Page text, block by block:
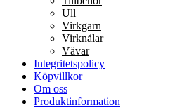
Ull
Virkgarn
Virknålar
Vävar
Integritetspolicy
Köpvillkor
Om oss
Produktinformation